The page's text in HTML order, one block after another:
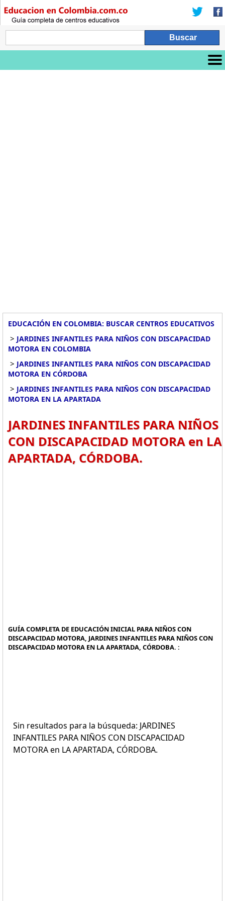
EDUCACIÓN EN COLOMBIA: BUSCAR CENTROS EDUCATIVOS
> JARDINES INFANTILES PARA NIÑOS CON DISCAPACIDAD
MOTORA EN COLOMBIA
> JARDINES INFANTILES PARA NIÑOS CON DISCAPACIDAD
MOTORA EN CÓRDOBA
> JARDINES INFANTILES PARA NIÑOS CON DISCAPACIDAD
MOTORA EN LA APARTADA
JARDINES INFANTILES PARA NIÑOS
CON DISCAPACIDAD MOTORA en LA
APARTADA, CÓRDOBA.
GUÍA COMPLETA DE EDUCACIÓN INICIAL PARA NIÑOS CON
DISCAPACIDAD MOTORA, JARDINES INFANTILES PARA NIÑOS CON
DISCAPACIDAD MOTORA EN LA APARTADA, CÓRDOBA. :
Sin resultados para la búsqueda: JARDINES
INFANTILES PARA NIÑOS CON DISCAPACIDAD
MOTORA en LA APARTADA, CÓRDOBA.